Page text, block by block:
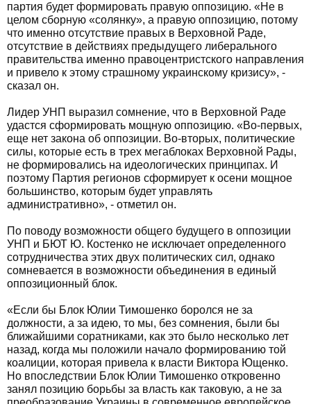
партия будет формировать правую оппозицию. «Не в
целом сборную «солянку», а правую оппозицию, потому
что именно отсутствие правых в Верховной Раде,
отсутствие в действиях предыдущего либерального
правительства именно правоцентристского направления
и привело к этому страшному украинскому кризису», -
сказал он.
Лидер УНП выразил сомнение, что в Верховной Раде
удастся сформировать мощную оппозицию. «Во-первых,
еще нет закона об оппозиции. Во-вторых, политические
силы, которые есть в трех мегаблоках Верховной Рады,
не формировались на идеологических принципах. И
поэтому Партия регионов сформирует к осени мощное
большинство, которым будет управлять
административно», - отметил он.
По поводу возможности общего будущего в оппозиции
УНП и БЮТ Ю. Костенко не исключает определенного
сотрудничества этих двух политических сил, однако
сомневается в возможности объединения в единый
оппозиционный блок.
«Если бы Блок Юлии Тимошенко боролся не за
должности, а за идею, то мы, без сомнения, были бы
ближайшими соратниками, как это было несколько лет
назад, когда мы положили начало формированию той
коалиции, которая привела к власти Виктора Ющенко.
Но впоследствии Блок Юлии Тимошенко откровенно
занял позицию борьбы за власть как таковую, а не за